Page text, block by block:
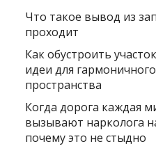
Что такое вывод из
проходит
Как обустроить
идеи для гармоничного
пространства
Когда дорога каждая
вызывают нарколога
почему это не стыдно